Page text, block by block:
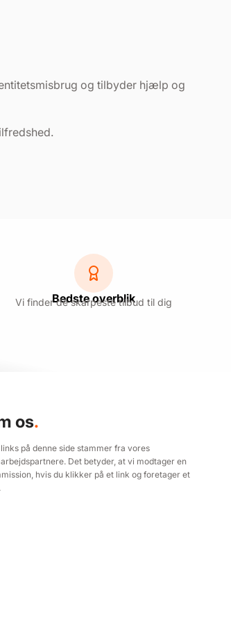
og tilbyder hjælp og
Bedste overblik
Vi finder de skarpeste tilbud til dig
os.